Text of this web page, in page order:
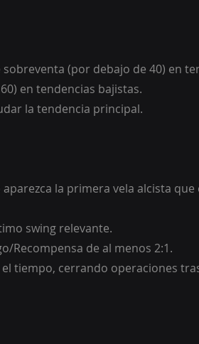
sobreventa (por debajo de 40) en
en tendencias bajistas.
la tendencia principal.
la primera vela alcista
swing relevante.
Recompensa de al menos 2:1.
el tiempo, cerrando operaciones